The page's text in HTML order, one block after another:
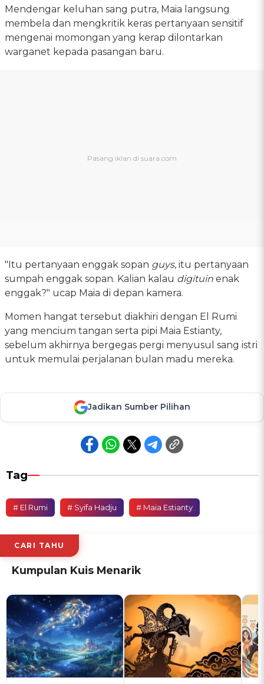
Mendengar keluhan sang putra, Maia langsung
membela dan mengkritik keras pertanyaan sensitif
mengenai momongan yang kerap dilontarkan
warganet kepada pasangan baru.
"Itu pertanyaan enggak sopan guys, itu pertanyaan
sumpah enggak sopan. Kalian kalau digituin enak
enggak?" ucap Maia di depan kamera.
Momen hangat tersebut diakhiri dengan El Rumi
yang mencium tangan serta pipi Maia Estianty,
sebelum akhirnya bergegas pergi menyusul sang istri
untuk memulai perjalanan bulan madu mereka.
Jadikan Sumber Pilihan
Tag
# El Rumi # Syifa Hadju # Maia Estianty
CARI TAHU
Kumpulan Kuis Menarik